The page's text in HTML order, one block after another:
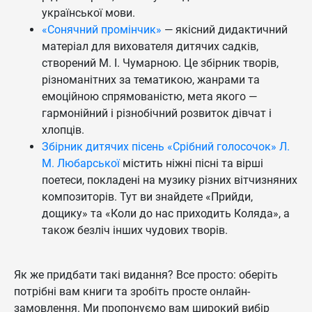
української мови.
«Сонячний промінчик» — якісний дидактичний
матеріал для вихователя дитячих садків,
створений М. І. Чумарною. Це збірник творів,
різноманітних за тематикою, жанрами та
емоційною спрямованістю, мета якого —
гармонійний і різнобічний розвиток дівчат і
хлопців.
Збірник дитячих пісень «Срібний голосочок» Л.
М. Любарськоїмістить ніжні пісні та вірші
поетеси, покладені на музику різних вітчизняних
композиторів. Тут ви знайдете «Прийди,
дощику» та «Коли до нас приходить Коляда», а
також безліч інших чудових творів.
Як же придбати такі видання? Все просто: оберіть
потрібні вам книги та зробіть просте онлайн-
замовлення. Ми пропонуємо вам широкий вибір